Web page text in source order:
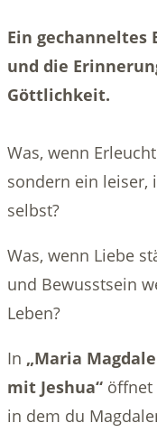
Ein gechanneltes
und die
Göttlichkeit.
Was, wenn
sondern ein leiser,
selbst?
Was, wenn Liebe
und Bewusstsein
Leben?
In „Maria
mit Jeshua“ öffnet
in dem du